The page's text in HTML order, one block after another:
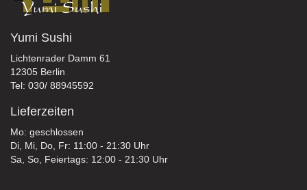
Yumi Sushi
Lichtenrader Damm 61
12305 Berlin
Tel: 030/ 88945592
Lieferzeiten
Mo: geschlossen
Di, Mi, Do, Fr: 11:00 - 21:30 Uhr
Sa, So, Feiertags: 12:00 - 21:30 Uhr